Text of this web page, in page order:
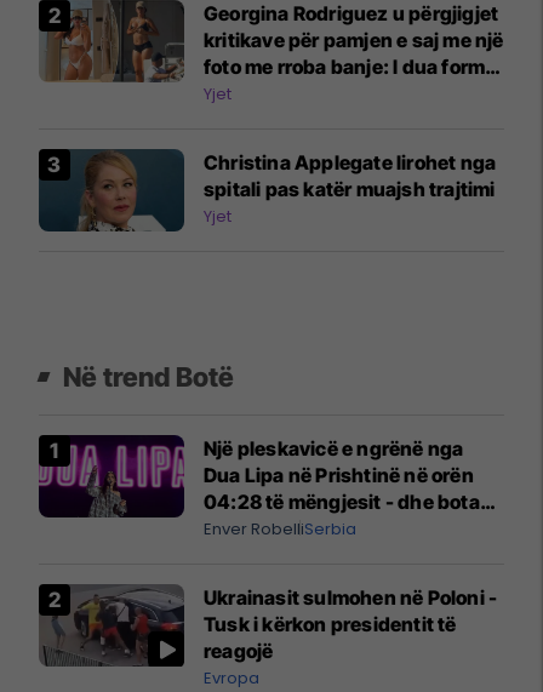
Georgina Rodriguez u përgjigjet
kritikave për pamjen e saj me një
foto me rroba banje: I dua format
e mia trupore
Yjet
Christina Applegate lirohet nga
spitali pas katër muajsh trajtimi
Yjet
Në trend Botë
Një pleskavicë e ngrënë nga
Dua Lipa në Prishtinë në orën
04:28 të mëngjesit - dhe bota
digjitale serbe shpall gjendjen e
Enver RobelliSerbia
Ukrainasit sulmohen në Poloni -
Tusk i kërkon presidentit të
reagojë
Evropa